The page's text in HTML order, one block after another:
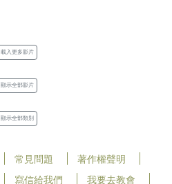
載入更多影片
顯示全部影片
顯示全部類別
常見問題
著作權聲明
寫信給我們
我要去教會